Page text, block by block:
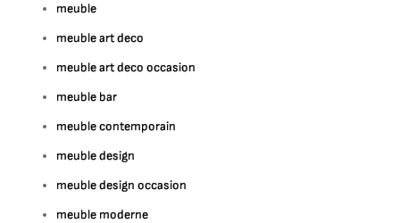
meuble
meuble art deco
meuble art deco occasion
meuble bar
meuble contemporain
meuble design
meuble design occasion
meuble moderne